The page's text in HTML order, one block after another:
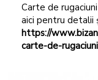
Carte de
aici pentru detalii
https://
carte-de-